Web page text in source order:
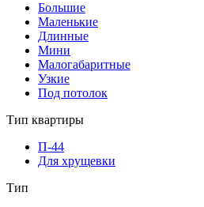
Большие
Маленькие
Длинные
Мини
Малогабаритные
Узкие
Под потолок
Тип квартиры
П-44
Для хрущевки
Тип